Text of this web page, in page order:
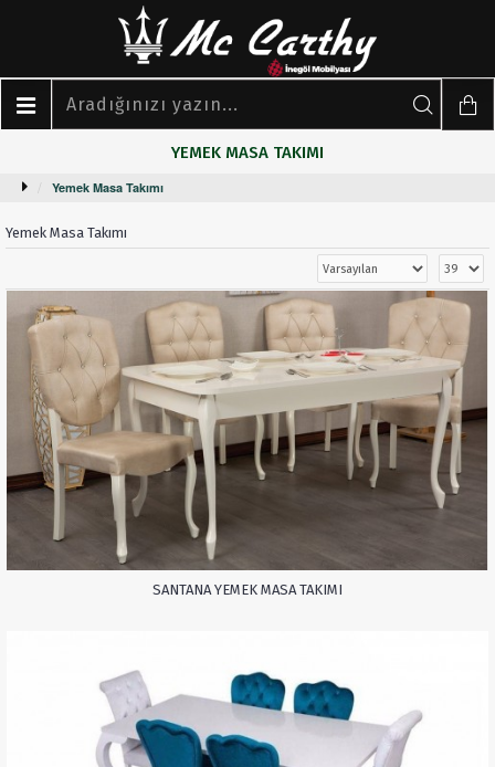
Yemek Masa Takımı
YEMEK MASA TAKIMI
Yemek Masa Takımı
SANTANA YEMEK MASA TAKIMI